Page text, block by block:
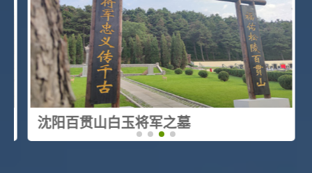
沈阳百贯山白玉将军之墓